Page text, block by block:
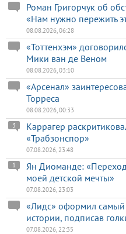
Роман Григорчук об
«Нам нужно пережить
08.08.2026, 06:28
«Тоттенхэм»
Мики ван де Веном
08.08.2026, 03:10
«Арсенал»
Торреса
08.08.2026, 00:33
Каррагер
«Трабзонспор»
3
07.08.2026, 23:48
Ян Диоманде:
моей детской мечты»
1
07.08.2026, 23:03
«Лидс» оформил самый
истории, подписав
07.08.2026, 22:35